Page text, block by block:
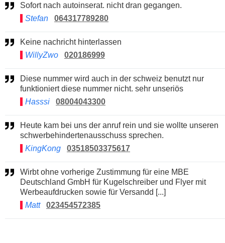
Sofort nach autoinserat. nicht dran gegangen.
Stefan
064317789280
Keine nachricht hinterlassen
WillyZwo
020186999
Diese nummer wird auch in der schweiz benutzt nur
funktioniert diese nummer nicht. sehr unseriös
Hasssi
08004043300
Heute kam bei uns der anruf rein und sie wollte unseren
schwerbehindertenausschuss sprechen.
KingKong
03518503375617
Wirbt ohne vorherige Zustimmung für eine MBE
Deutschland GmbH für Kugelschreiber und Flyer mit
Werbeaufdrucken sowie für Versandd [...]
Matt
023454572385